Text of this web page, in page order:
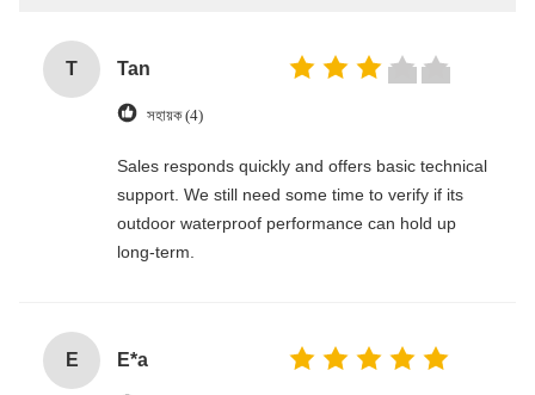
T Tan
সহায়ক (4)
Sales responds quickly and offers basic technical
support. We still need some time to verify if its
outdoor waterproof performance can hold up
long-term.
E E*a